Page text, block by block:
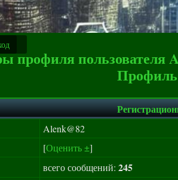
профиля пользователя
Alenk@82
[Оценить ±]
всего сообщений: 245